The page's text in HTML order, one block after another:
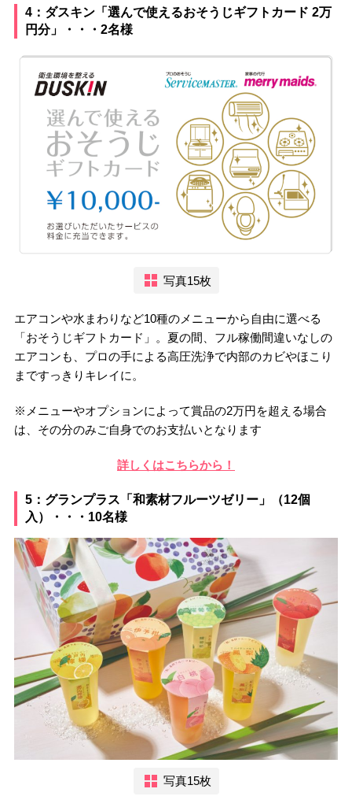
4：ダスキン「選んで使えるおそうじギフトカード 2万
円分」・・・2名様
写真15枚
エアコンや水まわりなど10種のメニューから自由に選べる
「おそうじギフトカード」。夏の間、フル稼働間違いなしの
エアコンも、プロの手による高圧洗浄で内部のカビやほこり
まですっきりキレイに。
※メニューやオプションによって賞品の2万円を超える場合
は、その分のみご自身でのお支払いとなります
詳しくはこちらから！
5：グランプラス「和素材フルーツゼリー」（12個
入）・・・10名様
写真15枚